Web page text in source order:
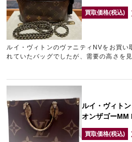
買取価格(税込)
ルイ・ヴィトンのヴァニティNVをお買い取りい
れていたバッグでしたが、需要の高さを
示させていただきまし
ルイ・ヴィト
オンザゴーMM
買取価格(税込)